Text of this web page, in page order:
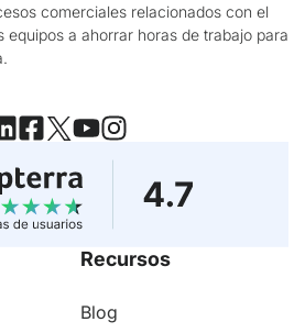
comerciales relacionados con el
equipos a ahorrar horas de trabajo para
Recursos
Blog